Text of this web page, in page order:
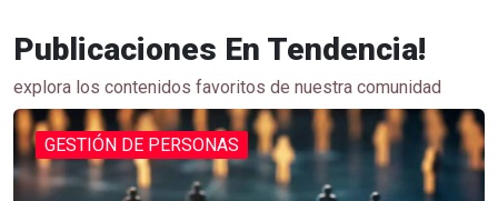
Publicaciones En Tendencia!
explora los contenidos favoritos de nuestra comunidad
GESTIÓN DE PERSONAS